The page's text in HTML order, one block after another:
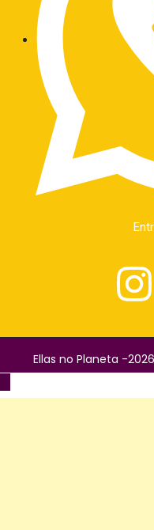
Ellas no Planeta -